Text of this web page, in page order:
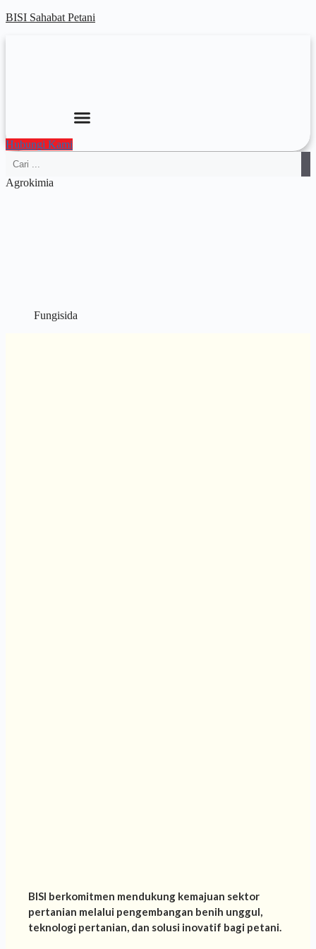
BISI Sahabat Petani
Hubungi Kami
Agrokimia
Fungisida
BISI berkomitmen mendukung kemajuan sektor
pertanian melalui pengembangan benih unggul,
teknologi pertanian, dan solusi inovatif bagi petani.